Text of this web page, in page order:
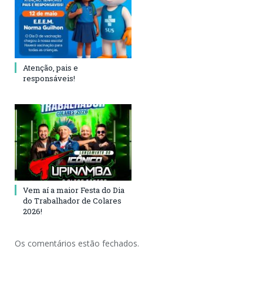
Atenção, pais e
responsáveis!
Vem aí a maior Festa do Dia
do Trabalhador de Colares
2026!
Os comentários estão fechados.